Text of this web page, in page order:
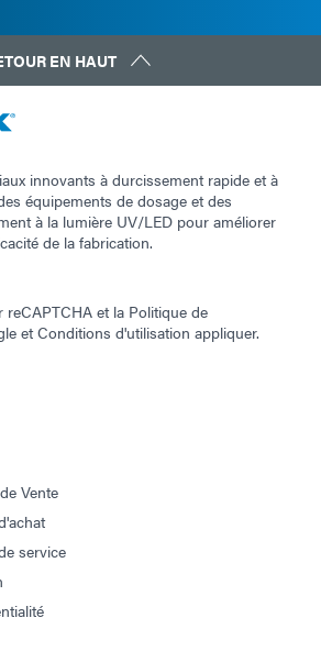
EN HAUT
innovants à durcissement rapide et à
équipements de dosage et des
à la lumière UV/LED pour améliorer
de la fabrication.
reCAPTCHA et la Politique de
etConditions d'utilisation appliquer.
Vente
service